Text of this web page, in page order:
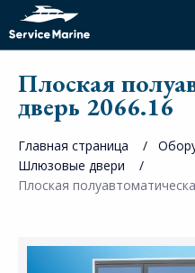
Плоская
дверь 2066.16
Главная страница
Шлюзовые двери
Плоская